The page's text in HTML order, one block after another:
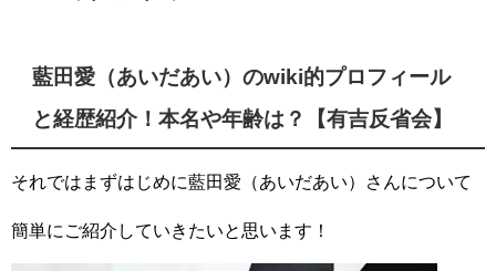
藍田愛（あいだあい）のwiki的プロフィール
と経歴紹介！本名や年齢は？【有吉反省会】
それではまずはじめに藍田愛（あいだあい）さんについて
簡単にご紹介していきたいと思います！